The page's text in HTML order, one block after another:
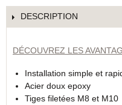
DESCRIPTION
DÉCOUVREZ LES
Installation simple et
Acier doux epoxy
Tiges filetées M8 et M10